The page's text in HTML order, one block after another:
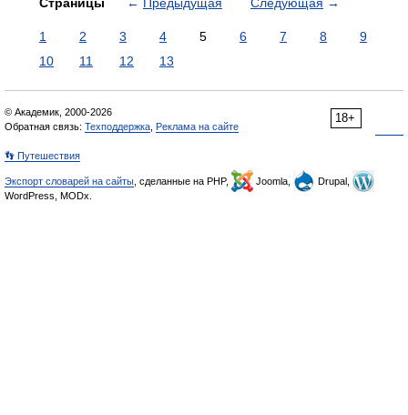
1 2 3 4 5 6 7 8
9
10
11 12 13
18+
© Академик, 2000-2026
Обратная связь: Техподдержка Реклама на сайте
👣 Путешествия
Экспорт словарей на сайты , сделанные на PHP, Joomla,
Drupal,
WordPress, MODx.